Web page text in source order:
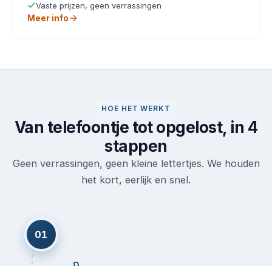
Vaste prijzen, geen verrassingen
Meer info
HOE HET WERKT
Van telefoontje tot opgelost, in 4
stappen
Geen verrassingen, geen kleine lettertjes. We houden
het kort, eerlijk en snel.
01